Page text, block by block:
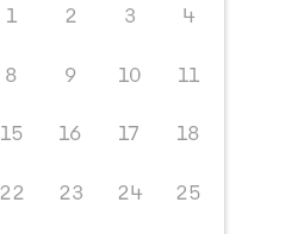
1 2 3 4
8 9 10 11
15 16 17 18
22 23 24 25